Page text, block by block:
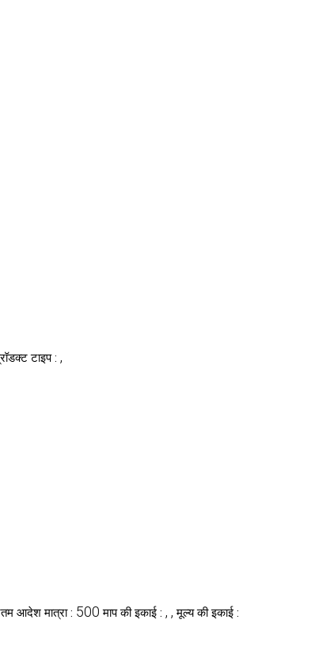
टाइप : ,
आदेश मात्रा : 500 माप की इकाई : , , मूल्य की इकाई :